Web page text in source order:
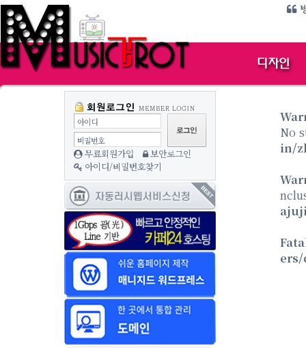
아이디
비밀번호
무료회원가입
보안로그인
아이디/비밀번호찾기
No
in/